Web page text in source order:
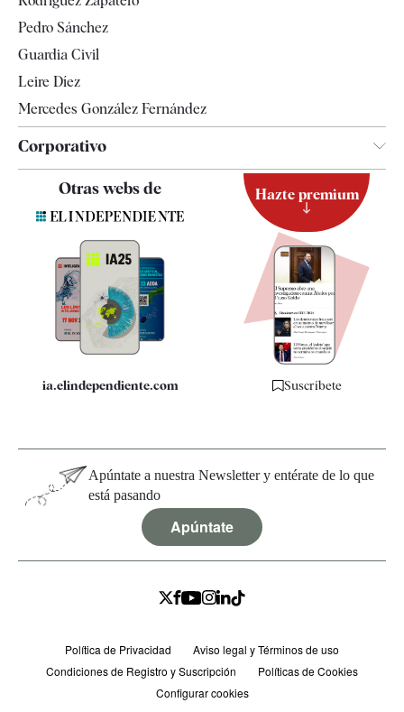
Televisión
Pedro Sánchez
Guardia Civil
Leire Díez
Mercedes González Fernández
Corporativo
Contacto
Quiénes somos
Especificaciones
Otras webs de
ia.elindependiente.com
Hazte premium
Suscríbete
Apúntate a nuestra Newsletter y entérate de lo que
está pasando
Apúntate
Política de Privacidad
Aviso legal y Términos de uso
Condiciones de Registro y Suscripción
Políticas de Cookies
Configurar cookies